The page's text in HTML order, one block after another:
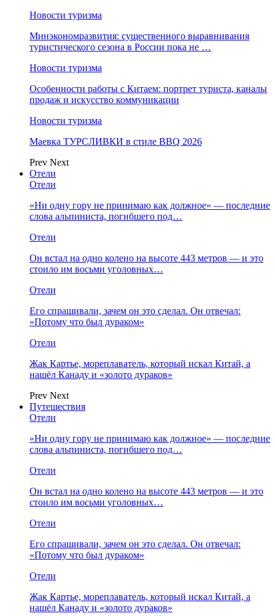
Новости туризма
Минэкономразвития: существенного выравнивания
туристического сезона в России пока не …
Новости туризма
Особенности работы с Китаем: портрет туриста, каналы
продаж и искусство коммуникации
Новости туризма
Маевка ТУРСЛИВКИ в стиле BBQ 2026
Prev Next
Отели
Отели
«Ни одну гору не принимаю как должное» — последние
слова альпиниста, погибшего под…
Отели
Он встал на одно колено на высоте 443 метров — и это
стоило им восьми уголовных…
Отели
Его спрашивали, зачем он это сделал. Он отвечал:
«Потому что был дураком»
Отели
Жак Картье, мореплаватель, который искал Китай, а
нашёл Канаду и «золото дураков»
Prev Next
Путешествия
Отели
«Ни одну гору не принимаю как должное» — последние
слова альпиниста, погибшего под…
Отели
Он встал на одно колено на высоте 443 метров — и это
стоило им восьми уголовных…
Отели
Его спрашивали, зачем он это сделал. Он отвечал:
«Потому что был дураком»
Отели
Жак Картье, мореплаватель, который искал Китай, а
нашёл Канаду и «золото дураков»